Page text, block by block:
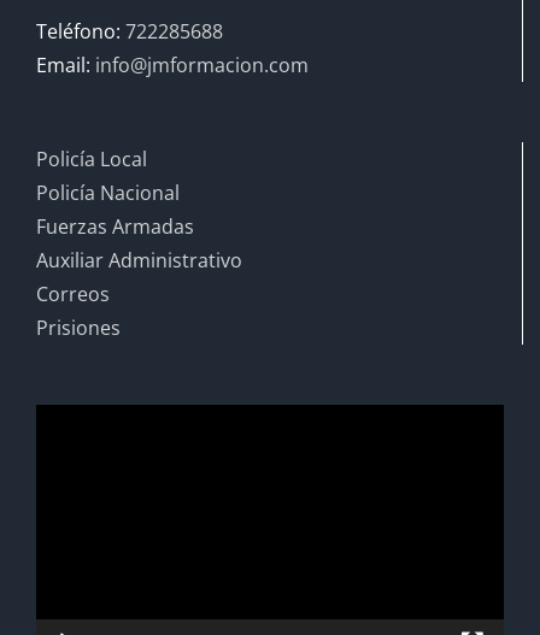
Teléfono: 722285688
Email: info@jmformacion.com
Policía Local
Policía Nacional
Fuerzas Armadas
Auxiliar Administrativo
Correos
Prisiones